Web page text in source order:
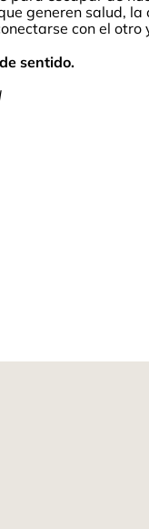
generen salud,
con el otro
sentido.